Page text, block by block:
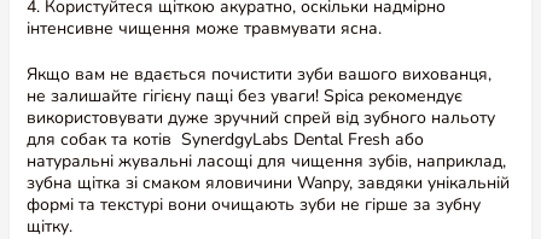
4. Користуйтеся щіткою акуратно, оскільки надмірно
інтенсивне чищення може травмувати ясна.
Якщо вам не вдається почистити зуби вашого вихованця,
не залишайте гігієну пащі без уваги! Spica рекомендує
використовувати дуже зручний спрей від зубного нальоту
для собак та котів SynerdgyLabs Dental Fresh або
натуральні жувальні ласощі для чищення зубів, наприклад,
зубна щітка зі смаком яловичини Wanpy, завдяки унікальній
формі та текстурі вони очищають зуби не гірше за зубну
щітку.
Перевірений власник
Оцінено в
10 травня 2025
Вроді зручно
(1) (0) Відповісти